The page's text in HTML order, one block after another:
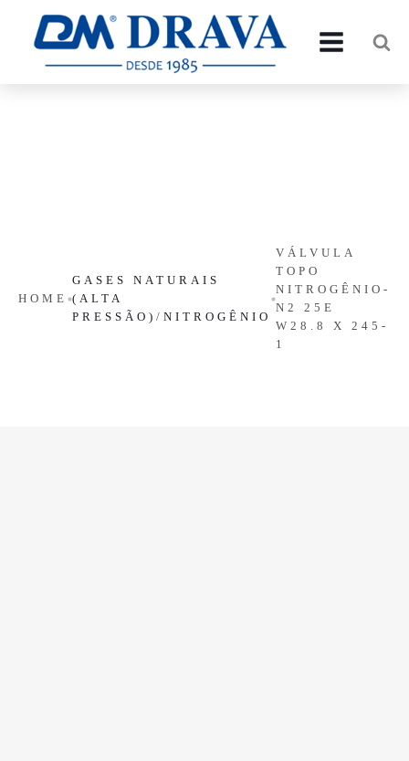
HOME
GASES NATURAIS
(ALTA
PRESSÃO) / NITROGÊNIO
VÁLVULA
TOPO
NITROGÊNIO-
N2 25E
W28.8 X 245-
1